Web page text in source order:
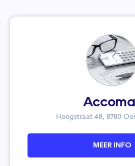
Hoogstraat 48, 8780
MEER INFO